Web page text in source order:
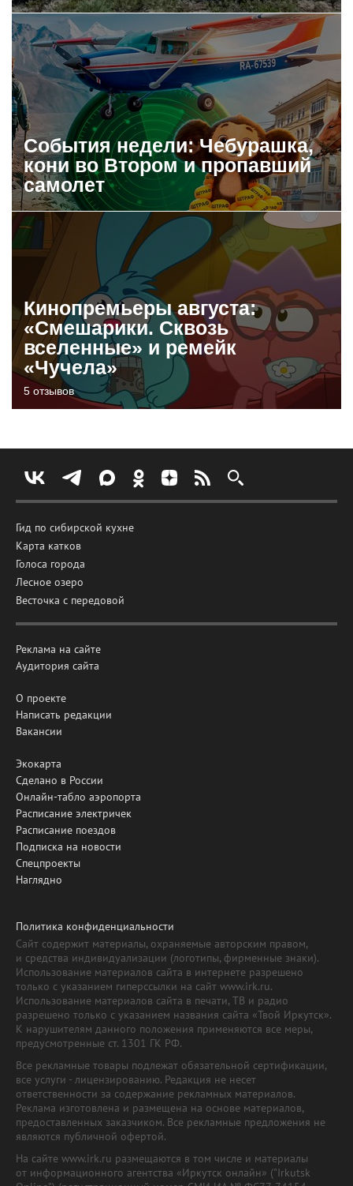
События недели: Чебурашка,
кони во Втором и пропавший
самолет
Кинопремьеры августа:
«Смешарики. Сквозь
вселенные» и ремейк
«Чучела»
5 отзывов
Гид по сибирской кухне
Карта катков
Голоса города
Лесное озеро
Весточка с передовой
Реклама на сайте
Аудитория сайта
О проекте
Написать редакции
Вакансии
Экокарта
Сделано в России
Онлайн-табло аэропорта
Расписание электричек
Расписание поездов
Подписка на новости
Спецпроекты
Наглядно
Политика конфиденциальности
Сайт содержит материалы, охраняемые авторским правом,
и средства индивидуализации (логотипы, фирменные знаки).
Использование материалов сайта в интернете разрешено
только с указанием гиперссылки на сайт www.irk.ru.
Использование материалов сайта в печати, ТВ и радио
разрешено только с указанием названия сайта «Твой Иркутск».
К нарушителям данного положения применяются все меры,
предусмотренные ст. 1301 ГК РФ.
Все рекламные товары подлежат обязательной сертификации,
все услуги - лицензированию. Редакция не несет
ответственности за содержание рекламных материалов.
Реклама изготовлена и размещена на основе материалов,
предоставленных заказчиком. Все рекламные предложения не
являются публичной офертой.
На сайте www.irk.ru размещаются в том числе и материалы
от информационного агентства «Иркутск онлайн» ("Irkutsk